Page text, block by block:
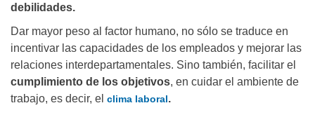
debilidades.
Dar mayor peso al factor humano, no sólo se traduce en
incentivar las capacidades de los empleados y mejorar las
relaciones interdepartamentales. Sino también, facilitar el
cumplimiento de los objetivos, en cuidar el ambiente de
trabajo, es decir, el clima laboral.